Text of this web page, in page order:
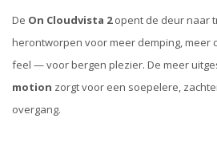
De On Cloudvista 2opent de deur naar
herontworpen voor meer demping, meer
feel — voor bergen plezier. De meer
motion zorgt voor een soepelere,
overgang.